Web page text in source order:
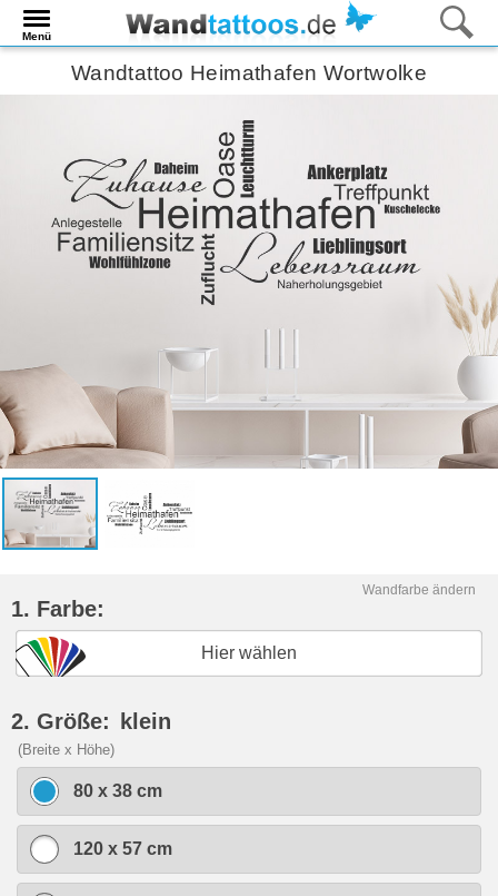
Menü
Wandtattoo Heimathafen Wortwolke
Wandfarbe ändern
1. Farbe:
Hier wählen
2. Größe: klein
(Breite x Höhe)
80 x 38 cm
120 x 57 cm